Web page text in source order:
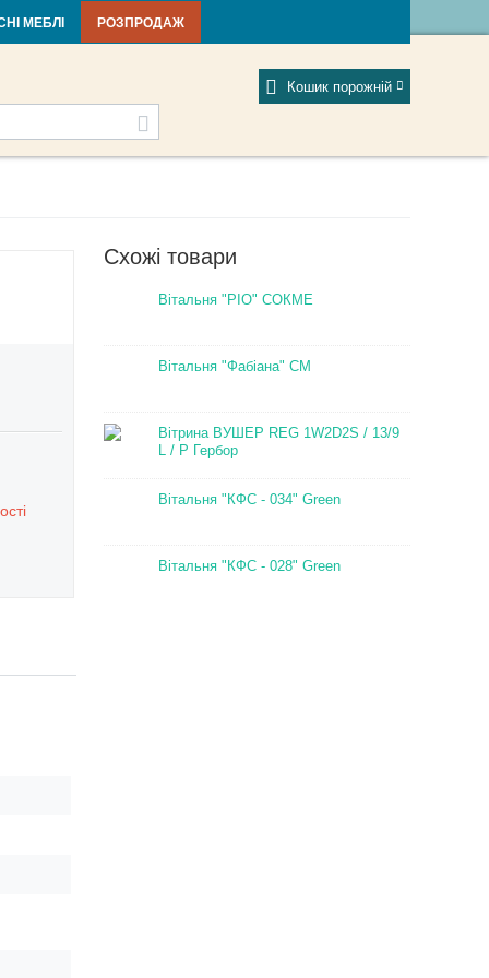
та новини Фабрики
Кошик порожній
МЕБЛІ РОЗПРОДАЖ
Схожі товари
Вітальня "РІО" СОКМЕ
Вітальня "Фабіана" СМ
Вітрина ВУШЕР REG 1W2D2S / 13/9
L / P Гербор
Вітальня "КФС - 034" Green
Вітальня "КФС - 028" Green